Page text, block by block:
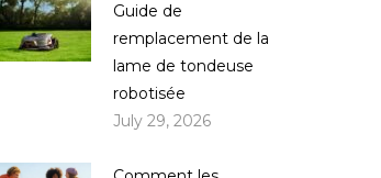
Guide de
remplacement de la
lame de tondeuse
robotisée
July 29, 2026